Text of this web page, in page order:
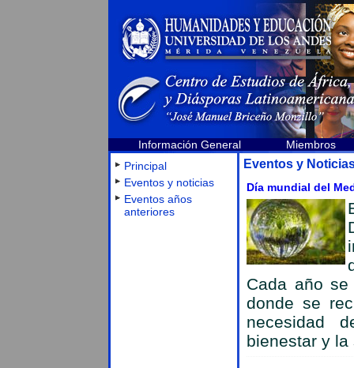
Información General
Miembros
Principal
Eventos y noticias
Eventos años
anteriores
Eventos y
Día mundial del
Cada año
donde se
necesidad
bienestar y